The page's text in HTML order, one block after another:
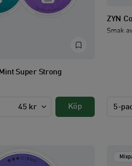
Super Strong
45 kr Köp
ZYN
Smak
5-